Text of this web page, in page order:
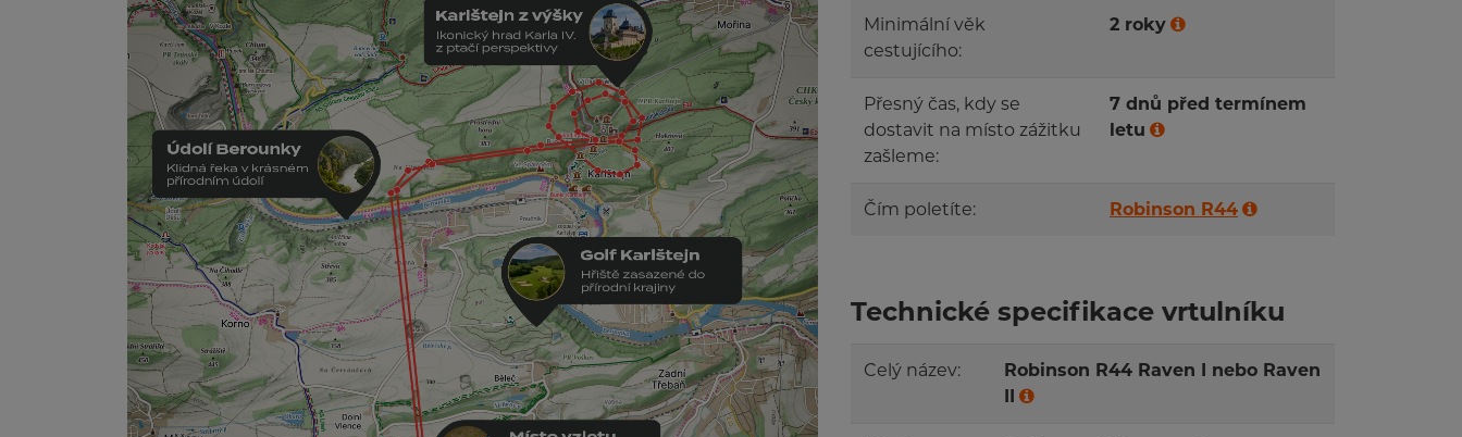
Minimální věk
cestujícího:
2 roky
Přesný čas, kdy se
dostavit na místo zážitku
zašleme:
7 dnů před termínem
letu
Čím poletíte: Robinson R44
Technické specifikace vrtulníku
Celý název:
Robinson R44 Raven I nebo Raven
II